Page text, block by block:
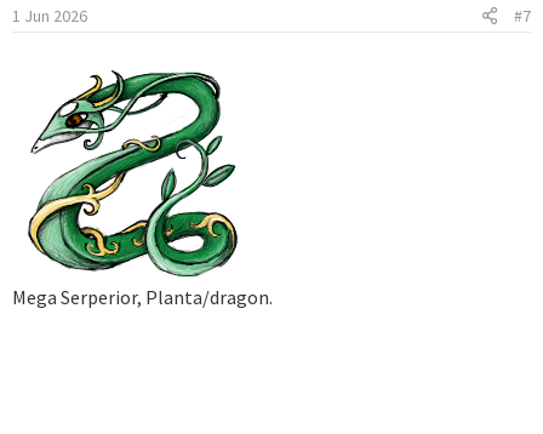
1 Jun 2026 #7
Mega Serperior, Planta/dragon.